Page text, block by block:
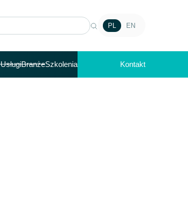
PL EN
UsługiBranżeSzkolenia Kontakt